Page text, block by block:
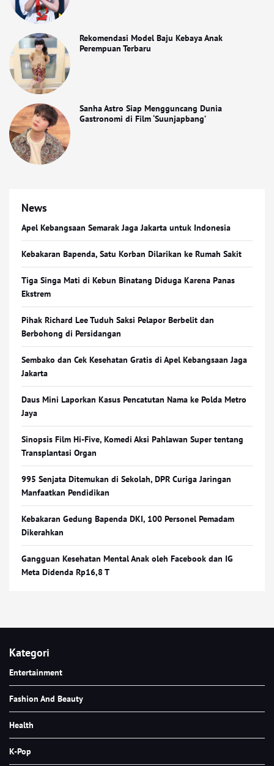
Rekomendasi Model Baju Kebaya Anak
Perempuan Terbaru
Sanha Astro Siap Mengguncang Dunia
Gastronomi di Film ‘Suunjapbang’
News
Apel Kebangsaan Semarak Jaga Jakarta untuk Indonesia
Kebakaran Bapenda, Satu Korban Dilarikan ke Rumah Sakit
Tiga Singa Mati di Kebun Binatang Diduga Karena Panas
Ekstrem
Pihak Richard Lee Tuduh Saksi Pelapor Berbelit dan
Berbohong di Persidangan
Sembako dan Cek Kesehatan Gratis di Apel Kebangsaan Jaga
Jakarta
Daus Mini Laporkan Kasus Pencatutan Nama ke Polda Metro
Jaya
Sinopsis Film Hi-Five, Komedi Aksi Pahlawan Super tentang
Transplantasi Organ
995 Senjata Ditemukan di Sekolah, DPR Curiga Jaringan
Manfaatkan Pendidikan
Kebakaran Gedung Bapenda DKI, 100 Personel Pemadam
Dikerahkan
Gangguan Kesehatan Mental Anak oleh Facebook dan IG
Meta Didenda Rp16,8 T
Kategori
Entertainment
Fashion And Beauty
Health
K-Pop